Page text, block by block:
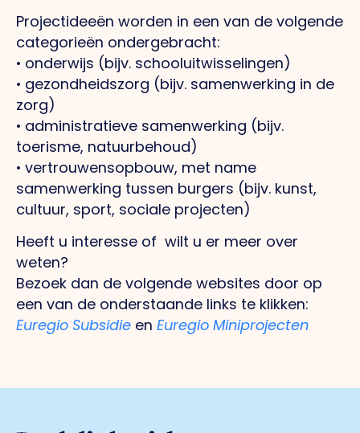
Projectideeën worden in een van de volgende
categorieën ondergebracht:
• onderwijs (bijv. schooluitwisselingen)
• gezondheidszorg (bijv. samenwerking in de
zorg)
• administratieve samenwerking (bijv.
toerisme, natuurbehoud)
• vertrouwensopbouw, met name
samenwerking tussen burgers (bijv. kunst,
cultuur, sport, sociale projecten)
Heeft u interesse of wilt u er meer over
weten?
Bezoek dan de volgende websites door op
een van de onderstaande links te klikken:
Euregio Subsidie en Euregio Miniprojecten